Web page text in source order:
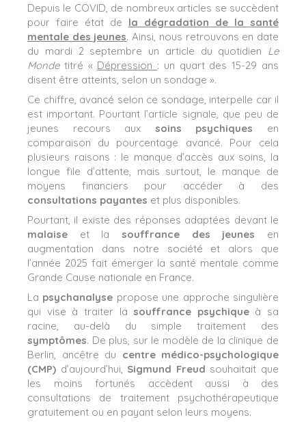
Depuis le COVID, de nombreux articles se succèdent
pour faire état de la dégradation de la santé
mentale des jeunes. Ainsi, nous retrouvons en date
du mardi 2 septembre un article du quotidien Le
Mondetitré « Dépression : un quart des 15-29 ans
disent être atteints, selon un sondage ».
Ce chiffre, avancé selon ce sondage, interpelle car il
est important. Pourtant l’article signale, que peu de
jeunes recours aux soins psychiques en
comparaison du pourcentage avancé. Pour cela
plusieurs raisons : le manque d’accès aux soins, la
longue file d’attente, mais surtout, le manque de
moyens financiers pour accéder à des
consultations payantes et plus disponibles.
Pourtant, il existe des réponses adaptées devant le
malaise et lasouffrance des jeunes en
augmentation dans notre société et alors que
l’année 2025 fait émerger la santé mentale comme
Grande Cause nationale en France.
La psychanalyse propose une approche singulière
qui vise à traiter lasouffrance psychiqueà sa
racine, au-delà du simple traitement des
symptômes. De plus, sur le modèle de la clinique de
Berlin, ancêtre du centre médico-psychologique
(CMP) d’aujourd’hui, Sigmund Freud souhaitait que
les moins fortunés accèdent aussi à des
consultations de traitement psychothérapeutique
gratuitement ou en payant selon leurs moyens.